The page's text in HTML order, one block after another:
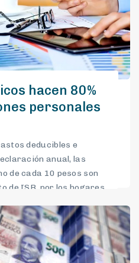
hacen 80%
personales
deducibles e
anual, las
de cada 10 pesos son
de ISR, por los hogares
de Hacienda.